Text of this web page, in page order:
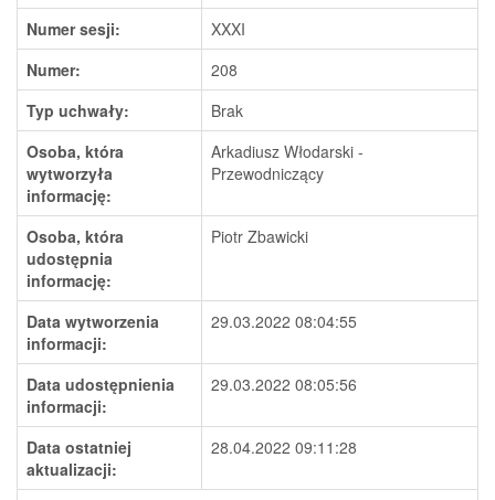
Numer sesji:
XXXI
Numer:
208
Typ uchwały:
Brak
Osoba, która
wytworzyła
informację:
Arkadiusz Włodarski -
Przewodniczący
Osoba, która
udostępnia
informację:
Piotr Zbawicki
Data wytworzenia
informacji:
29.03.2022 08:04:55
Data udostępnienia
informacji:
29.03.2022 08:05:56
Data ostatniej
aktualizacji:
28.04.2022 09:11:28